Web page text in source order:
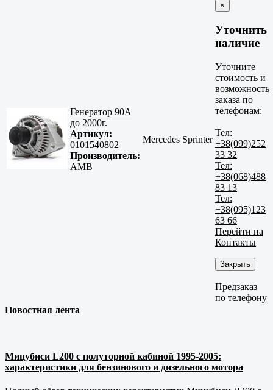
Генератор 90A
до 2000г.
Артикул:
0101540802
Производитель:
AMB
Mercedes Sprinter
×
Уточнить
наличие
Уточните
стоимость и
возможность
заказа по
телефонам:
Тел:
+38(099)252
33 32
Тел:
+38(068)488
83 13
Тел:
+38(095)123
63 66
Перейти на
Контакты
Закрыть
Предзаказ
по телефону
Новостная лента
Мицубиси L200 с полуторной кабиной 1995-2005:
характеристики для бензинового и дизельного мотора